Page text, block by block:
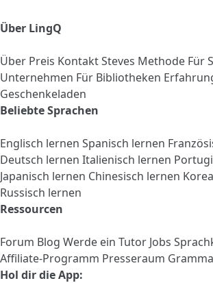
Über LingQ
Über Preis KontaktSteves Methode Für
Unternehmen Für Bibliotheken
Geschenkeladen
Beliebte Sprachen
Englisch lernen Spanisch lernen
Deutsch lernen Italienisch lernen
Japanisch lernen Chinesisch lernen
Russisch lernen
Ressourcen
Forum Blog Werde ein Tutor Jobs
Affiliate-Programm Presseraum
Hol dir die App: